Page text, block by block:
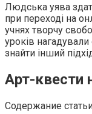
Людська уява
при переході на
учнях творчу
уроків
знайти інший
Арт-квести
Содержание